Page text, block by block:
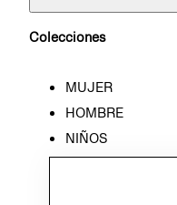
Colecciones
MUJER
HOMBRE
NIÑOS